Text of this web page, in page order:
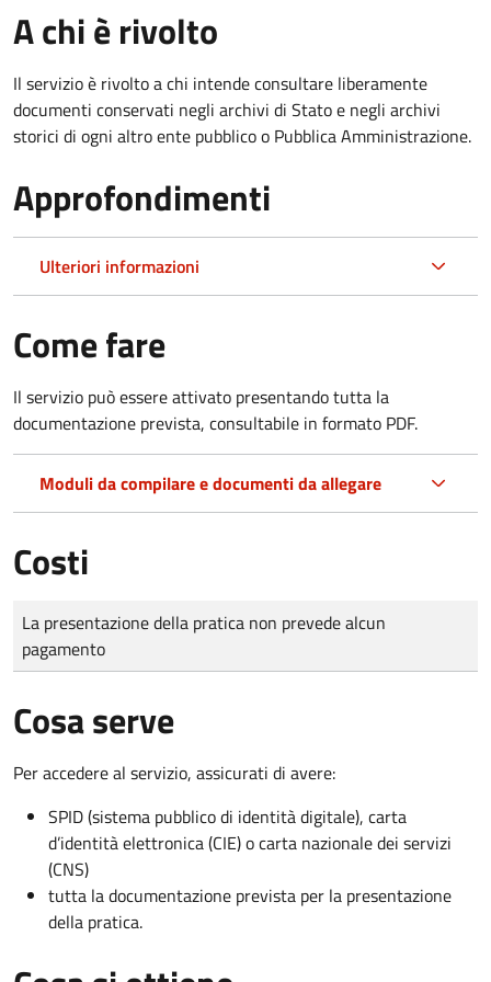
A chi è rivolto
Il servizio è rivolto a chi intende consultare liberamente
documenti conservati negli archivi di Stato e negli archivi
storici di ogni altro ente pubblico o Pubblica Amministrazione.
Approfondimenti
Ulteriori informazioni
Come fare
Il servizio può essere attivato presentando tutta la
documentazione prevista, consultabile in formato PDF.
Moduli da compilare e documenti da allegare
Costi
Tipo di pagamento
Importo
La presentazione della pratica non prevede alcun
pagamento
Cosa serve
Per accedere al servizio, assicurati di avere:
SPID (sistema pubblico di identità digitale), carta
d’identità elettronica (CIE) o carta nazionale dei servizi
(CNS)
tutta la documentazione prevista per la presentazione
della pratica.